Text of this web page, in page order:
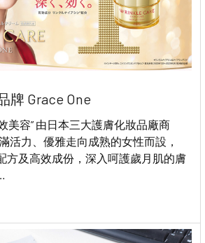
牌 Grace One
美容” 由日本三大護膚化妝品廠商
活力、優雅走向成熟的女性而設，
方及高效成份，深入呵護歲月肌的膚